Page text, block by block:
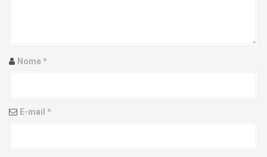
i
n
Nome*
E-mail *